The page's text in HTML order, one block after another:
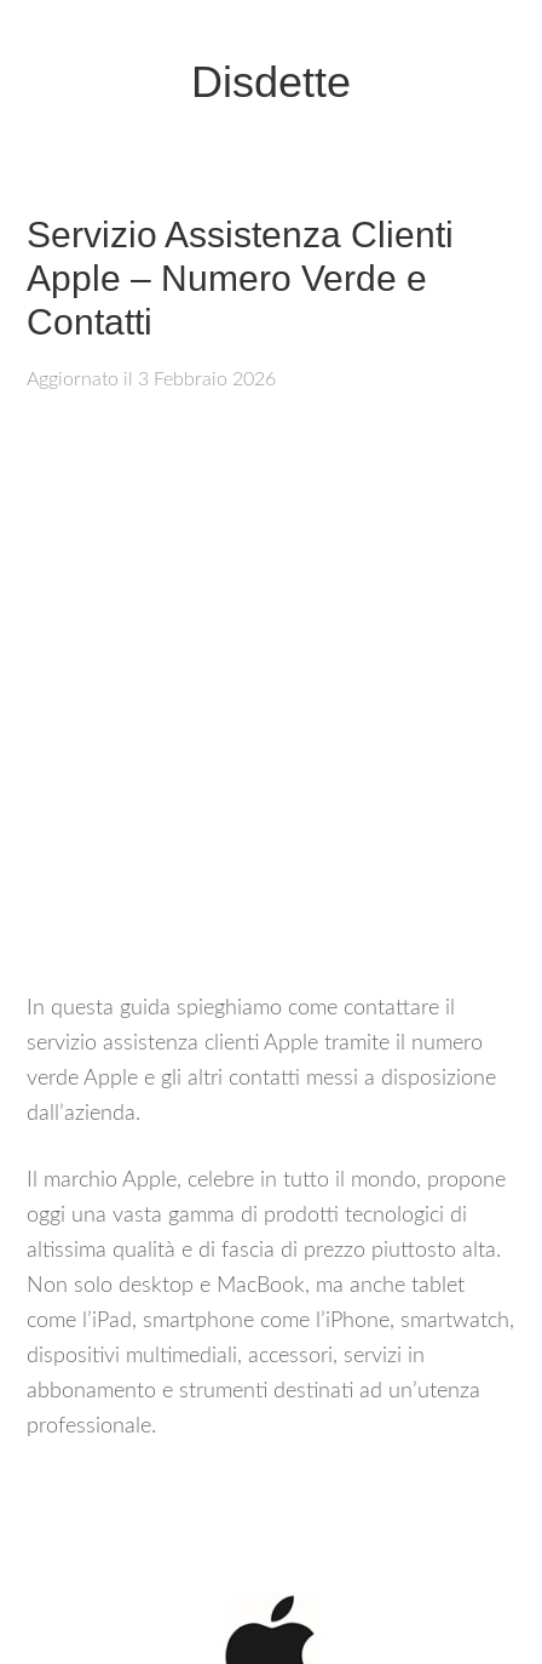
Disdette
Servizio Assistenza Clienti
Apple – Numero Verde e
Contatti
Aggiornato il 3 Febbraio 2026
In questa guida spieghiamo come contattare il
servizio assistenza clienti Apple tramite il numero
verde Apple e gli altri contatti messi a disposizione
dall’azienda.
Il marchio Apple, celebre in tutto il mondo, propone
oggi una vasta gamma di prodotti tecnologici di
altissima qualità e di fascia di prezzo piuttosto alta.
Non solo desktop e MacBook, ma anche tablet
come l’iPad, smartphone come l’iPhone, smartwatch,
dispositivi multimediali, accessori, servizi in
abbonamento e strumenti destinati ad un’utenza
professionale.